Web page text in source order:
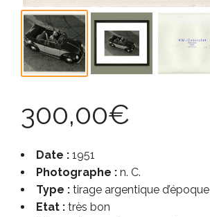
300,00€
Date : 1951
Photographe : n. C.
Type : tirage argentique d’époque
Etat : très bon